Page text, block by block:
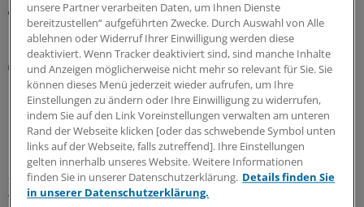
MEHR ZUM THEMA
Rezept
KBV und Krankenkassen präzisieren die neuen
Regeln zur Cannabistherapie
Mit dem GKV-Spargesetz wurden auch die Regeln für die
Cannabistherapie auf Kasse verschärft. KBV und
Krankenkassen stellen nun klar, wie mit dem
sechsmonatigen Therapieversuch zu verfahren ist. Und
welche Ausnahmen gelten.
unsere Partner verarbeiten Daten, um Ihnen Dienste
bereitzustellen“ aufgeführten Zwecke. Durch Auswahl von Alle
ablehnen oder Widerruf Ihrer Einwilligung werden diese
deaktiviert. Wenn Tracker deaktiviert sind, sind manche Inhalte
und Anzeigen möglicherweise nicht mehr so relevant für Sie. Sie
können dieses Menü jederzeit wieder aufrufen, um Ihre
Einstellungen zu ändern oder Ihre Einwilligung zu widerrufen,
indem Sie auf den Link Voreinstellungen verwalten am unteren
Rand der Webseite klicken [oder das schwebende Symbol unten
links auf der Webseite, falls zutreffend]. Ihre Einstellungen
gelten innerhalb unseres Website. Weitere Informationen
finden Sie in unserer Datenschutzerklärung. Details finden Sie
in unserer Datenschutzerklärung.